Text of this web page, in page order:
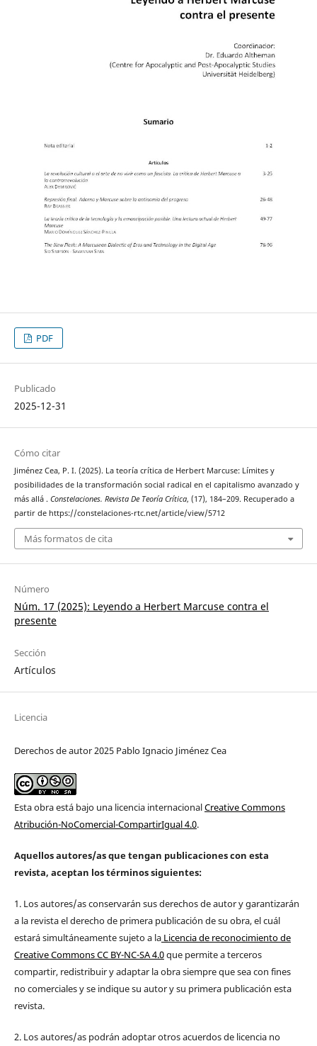
PDF
Publicado
2025-12-31
Cómo citar
Jiménez Cea, P. I. (2025). La teoría crítica de Herbert Marcuse: Límites y
posibilidades de la transformación social radical en el capitalismo avanzado y
más allá . Constelaciones. Revista De Teoría Crítica, (17), 184–209. Recuperado a
partir de https://constelaciones-rtc.net/article/view/5712
Más formatos de cita
Número
Núm. 17 (2025): Leyendo a Herbert Marcuse contra el
presente
Sección
Artículos
Licencia
Derechos de autor 2025 Pablo Ignacio Jiménez Cea
Esta obra está bajo una licencia internacionalCreative Commons
Atribución-NoComercial-CompartirIgual 4.0.
Aquellos autores/as que tengan publicaciones con esta
revista, aceptan los términos siguientes:
1. Los autores/as conservarán sus derechos de autor y garantizarán
a la revista el derecho de primera publicación de su obra, el cuál
estará simultáneamente sujeto a laLicencia de reconocimiento de
Creative Commons CC BY-NC-SA 4.0que permite a terceros
compartir, redistribuir y adaptar la obra siempre que sea con fines
no comerciales y se indique su autor y su primera publicación esta
revista.
2. Los autores/as podrán adoptar otros acuerdos de licencia no